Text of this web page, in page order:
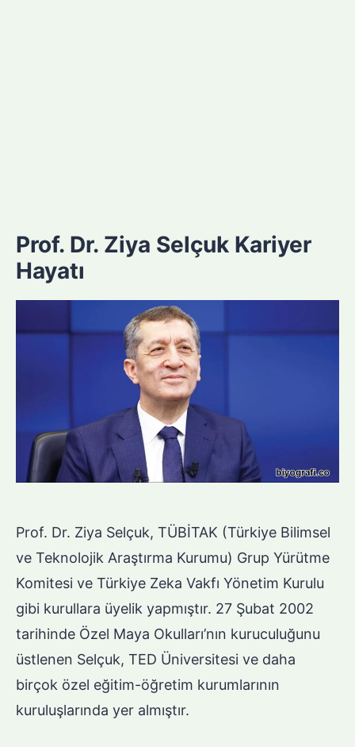
Prof. Dr. Ziya Selçuk Kariyer
Hayatı
Prof. Dr. Ziya Selçuk, TÜBİTAK (Türkiye Bilimsel
ve Teknolojik Araştırma Kurumu) Grup Yürütme
Komitesi ve Türkiye Zeka Vakfı Yönetim Kurulu
gibi kurullara üyelik yapmıştır. 27 Şubat 2002
tarihinde Özel Maya Okulları’nın kuruculuğunu
üstlenen Selçuk, TED Üniversitesi ve daha
birçok özel eğitim-öğretim kurumlarının
kuruluşlarında yer almıştır.